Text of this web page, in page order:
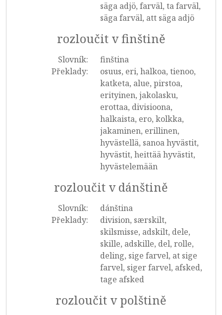
säga adjö, farväl, ta farväl,
säga farväl, att säga adjö
rozloučit v finštině
Slovník:
finština
Překlady:
osuus, eri, halkoa, tienoo,
katketa, alue, pirstoa,
erityinen, jakolasku,
erottaa, divisioona,
halkaista, ero, kolkka,
jakaminen, erillinen,
hyvästellä, sanoa hyvästit,
hyvästit, heittää hyvästit,
hyvästelemään
rozloučit v dánštině
Slovník:
dánština
Překlady:
division, særskilt,
skilsmisse, adskilt, dele,
skille, adskille, del, rolle,
deling, sige farvel, at sige
farvel, siger farvel, afsked,
tage afsked
rozloučit v polštině